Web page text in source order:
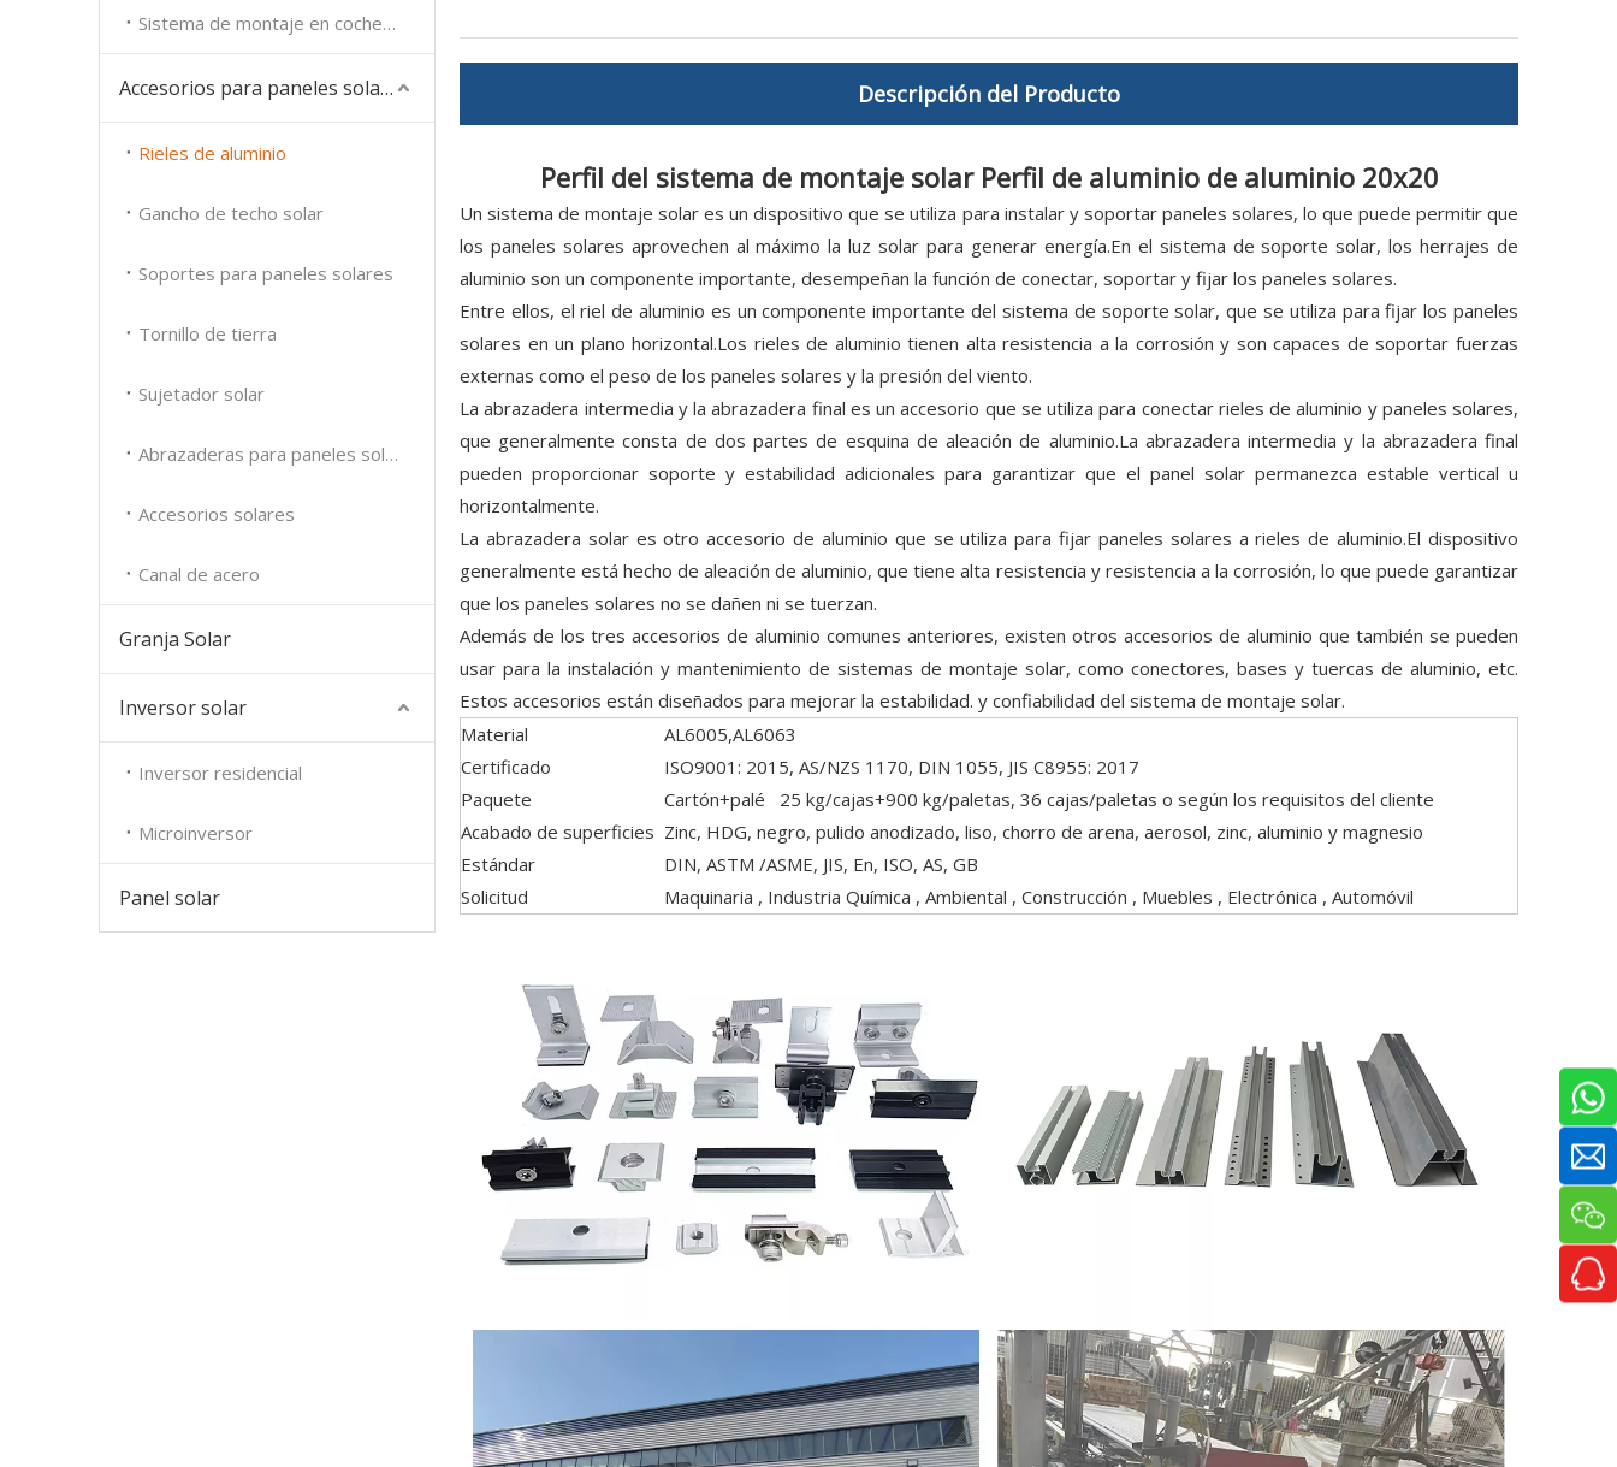
Sistema de montaje en cochera
Accesorios para paneles solares
Rieles de aluminio
Gancho de techo solar
Soportes para paneles solares
Tornillo de tierra
Sujetador solar
Abrazaderas para paneles solares
Accesorios solares
Canal de acero
Granja Solar
Inversor solar
Inversor residencial
Microinversor
Panel solar
Descripción del Producto
Perfil del sistema de montaje solar Perfil de aluminio de aluminio 20x20
Un sistema de montaje solar es un dispositivo que se utiliza para instalar y soportar paneles solares, lo que puede permitir que
los paneles solares aprovechen al máximo la luz solar para generar energía.En el sistema de soporte solar, los herrajes de
aluminio son un componente importante, desempeñan la función de conectar, soportar y fijar los paneles solares.
Entre ellos, el riel de aluminio es un componente importante del sistema de soporte solar, que se utiliza para fijar los paneles
solares en un plano horizontal.Los rieles de aluminio tienen alta resistencia a la corrosión y son capaces de soportar fuerzas
externas como el peso de los paneles solares y la presión del viento.
La abrazadera intermedia y la abrazadera final es un accesorio que se utiliza para conectar rieles de aluminio y paneles solares,
que generalmente consta de dos partes de esquina de aleación de aluminio.La abrazadera intermedia y la abrazadera final
pueden proporcionar soporte y estabilidad adicionales para garantizar que el panel solar permanezca estable vertical u
horizontalmente.
La abrazadera solar es otro accesorio de aluminio que se utiliza para fijar paneles solares a rieles de aluminio.El dispositivo
generalmente está hecho de aleación de aluminio, que tiene alta resistencia y resistencia a la corrosión, lo que puede garantizar
que los paneles solares no se dañen ni se tuerzan.
Además de los tres accesorios de aluminio comunes anteriores, existen otros accesorios de aluminio que también se pueden
usar para la instalación y mantenimiento de sistemas de montaje solar, como conectores, bases y tuercas de aluminio, etc.
Estos accesorios están diseñados para mejorar la estabilidad. y confiabilidad del sistema de montaje solar.
Material
AL6005,AL6063
Certificado
ISO9001: 2015, AS/NZS 1170, DIN 1055, JIS C8955: 2017
Paquete
Cartón+palé 25 kg/cajas+900 kg/paletas, 36 cajas/paletas o según los requisitos del cliente
Acabado de superficies Zinc, HDG, negro, pulido anodizado, liso, chorro de arena, aerosol, zinc, aluminio y magnesio
Estándar
DIN, ASTM /ASME, JIS, En, ISO, AS, GB
Solicitud
Maquinaria , Industria Química , Ambiental , Construcción , Muebles , Electrónica , Automóvil